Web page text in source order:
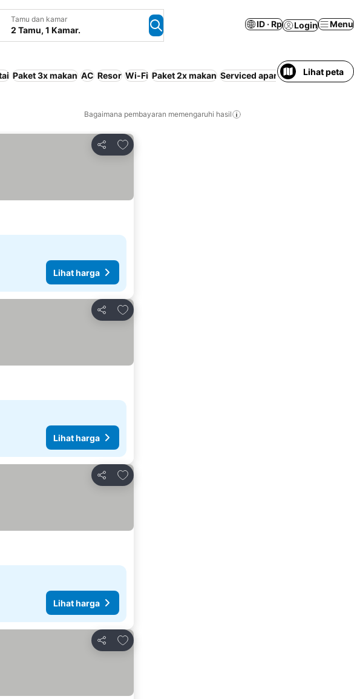
Tamu dan kamar
2 Tamu, 1 Kamar.
ID · Rp Login Menu
Paket 3x makan AC Resor Wi-Fi Paket 2x makan Serviced apartment Lihat peta
Bagaimana pembayaran memengaruhi hasil
Bagikan
Tambahkan ke favorit
Lihat harga
Bagikan
Tambahkan ke favorit
Lihat harga
Bagikan
Tambahkan ke favorit
Lihat harga
Bagikan
Tambahkan ke favorit